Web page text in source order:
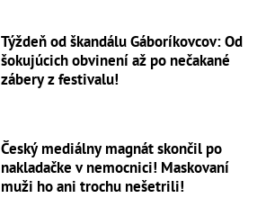
Týždeň od škandálu Gáboríkovcov: Od
šokujúcich obvinení až po nečakané
zábery z festivalu!
Český mediálny magnát skončil po
nakladačke v nemocnici! Maskovaní
muži ho ani trochu nešetrili!